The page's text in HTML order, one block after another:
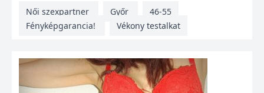
Női szexpartner Győr
46-55
Fényképgarancia!
Vékony testalkat